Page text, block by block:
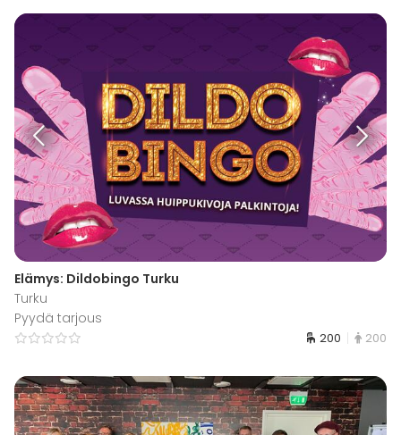
Elämys: Dildobingo Turku
Turku
Pyydä tarjous
200 200